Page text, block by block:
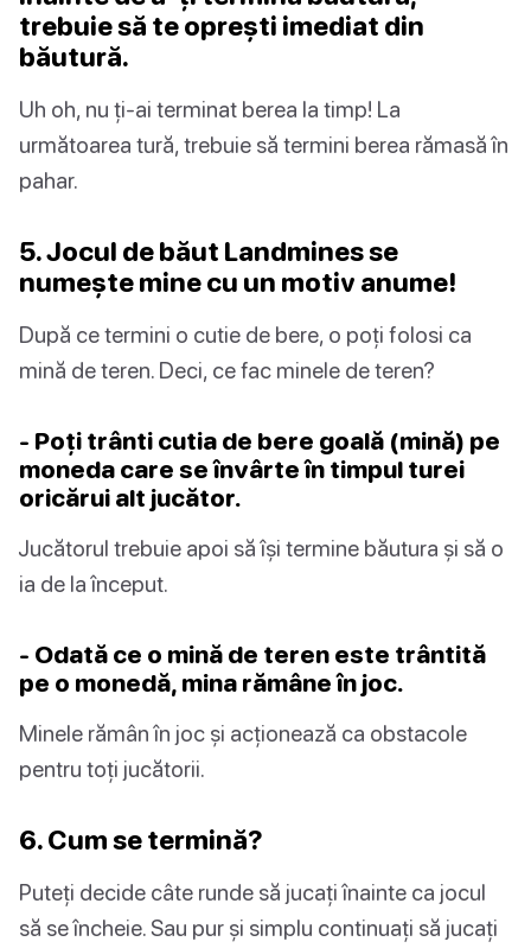
trebuie să te oprești imediat din
băutură.
Uh oh, nu ți-ai terminat berea la timp! La
următoarea tură, trebuie să termini berea rămasă în
pahar.
5. Jocul de băut Landmines se
numește mine cu un motiv anume!
După ce termini o cutie de bere, o poți folosi ca
mină de teren. Deci, ce fac minele de teren?
- Poți trânti cutia de bere goală (mină) pe
moneda care se învârte în timpul turei
oricărui alt jucător.
Jucătorul trebuie apoi să își termine băutura și să o
ia de la început.
- Odată ce o mină de teren este trântită
pe o monedă, mina rămâne în joc.
Minele rămân în joc și acționează ca obstacole
pentru toți jucătorii.
6. Cum se termină?
Puteți decide câte runde să jucați înainte ca jocul
să se încheie. Sau pur și simplu continuați să jucați